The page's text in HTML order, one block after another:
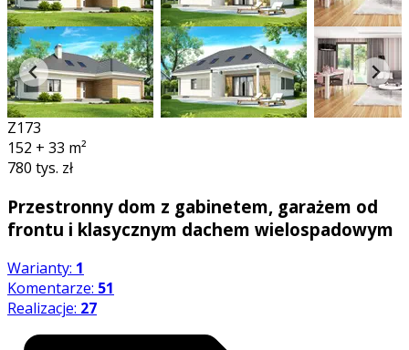
Z173
152 + 33 m²
780 tys. zł
Przestronny dom z gabinetem, garażem od
frontu i klasycznym dachem wielospadowym
Warianty: 1
Komentarze: 51
Realizacje: 27